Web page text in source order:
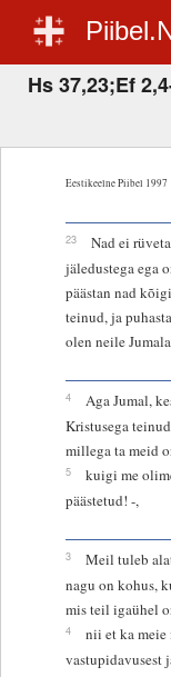
Hs 37,23;Ef
Eestikeelne Piibel 1997
23
Nad ei
jäledustega ega
päästan nad
teinud, ja
olen neile
4
Aga Jumal,
Kristusega
millega ta meid
5
kuigi me
päästetud! -,
3
Meil tuleb
nagu on kohus,
mis teil igaühel
4
nii et ka meie
vastupidavusest